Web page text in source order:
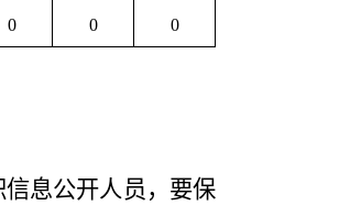
0 0 0
息公开人员，要保